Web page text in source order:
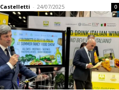
- 24/07/2025 0